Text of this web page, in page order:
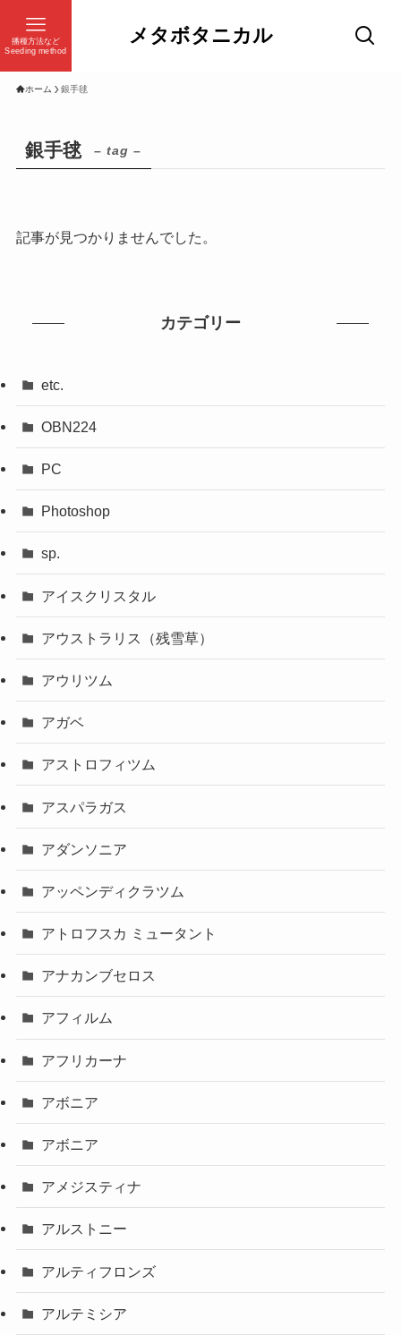
メタボタニカル
播種方法など
Seeding method
ホーム 銀手毬
銀手毬 – tag –
記事が見つかりませんでした。
カテゴリー
etc.
OBN224
PC
Photoshop
sp.
アイスクリスタル
アウストラリス（残雪草）
アウリツム
アガベ
アストロフィツム
アスパラガス
アダンソニア
アッペンディクラツム
アトロフスカ ミュータント
アナカンブセロス
アフィルム
アフリカーナ
アボニア
アボニア
アメジスティナ
アルストニー
アルティフロンズ
アルテミシア